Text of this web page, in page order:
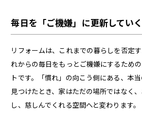
毎日を「ご機嫌」に更新していく
リフォームは、これまでの暮らしを否定
れからの毎日をもっとご機嫌にするため
トです。「慣れ」の向こう側にある、本
見つけたとき、家はただの場所ではなく
し、慈しんでくれる空間へと変わります。